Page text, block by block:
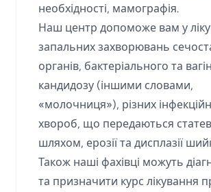
необхідності, мамографія.
Наш центр допоможе вам у
запальних захворювань
органів, бактеріального та
кандидозу (іншими словами,
«молочниця»), різних
хвороб, що передаються
шляхом, ерозії та дисплазії
Також наші фахівці можуть
та призначити курс лікування